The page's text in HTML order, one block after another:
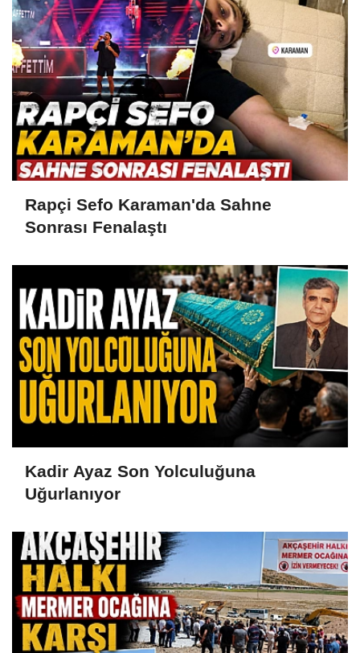
Rapçi Sefo Karaman'da Sahne
Sonrası Fenalaştı
Kadir Ayaz Son Yolculuğuna
Uğurlanıyor